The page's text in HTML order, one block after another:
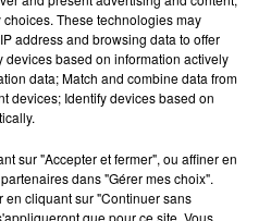
20h03
20h03
These technologies may
address and browsing data to offer
based on information actively
data; Match and combine data from
devices; Identify devices based on
sur "Accepter et fermer", ou affiner en
dans "Gérer mes choix".
en cliquant sur "Continuer sans
que pour ce site. Vous